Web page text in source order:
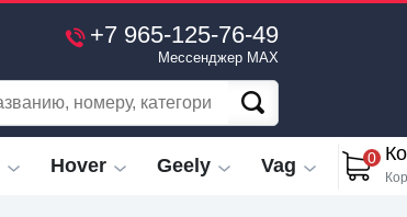
+7 965-125-76-49
Мессенджер MAX
Hover Geely Vag 0